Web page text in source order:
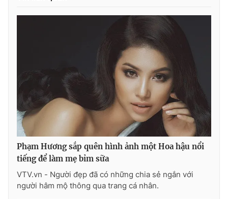
Phạm Hương sắp quên hình ảnh một Hoa hậu nổi
tiếng để làm mẹ bỉm sữa
VTV.vn - Người đẹp đã có những chia sẻ ngắn với
người hâm mộ thông qua trang cá nhân.